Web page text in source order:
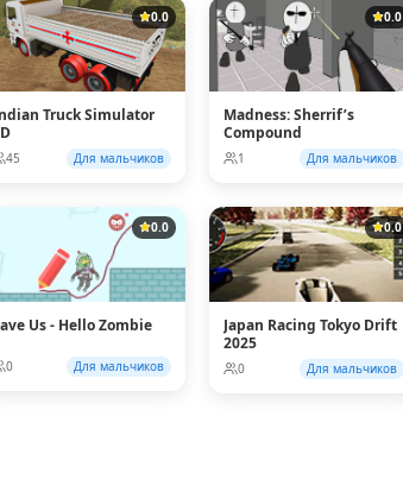
0.0
Truck Simulator
45 Для мальчиков
0.0
Madness: Sherrif’s
Compound
1 Для мальчиков
0.0
Us - Hello Zombie
0 Для мальчиков
0.0
Japan Racing Tokyo Drift
2025
0 Для мальчиков